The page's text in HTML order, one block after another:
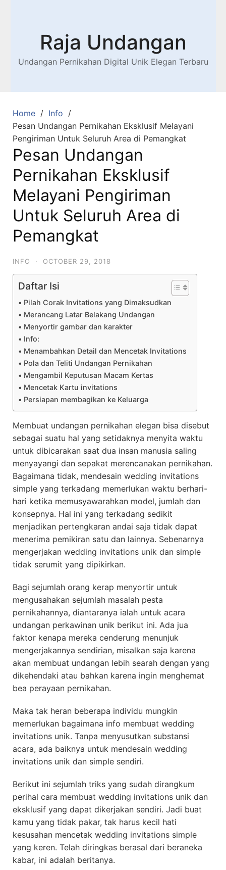
Raja Undangan
Undangan Pernikahan Digital Unik Elegan Terbaru
Home
Info
Pesan Undangan Pernikahan Eksklusif Melayani
Pengiriman Untuk Seluruh Area di Pemangkat
Pesan Undangan
Pernikahan Eksklusif
Melayani Pengiriman
Untuk Seluruh Area di
Pemangkat
INFO · OCTOBER 29, 2018
Daftar Isi
Pilah Corak Invitations yang Dimaksudkan
Merancang Latar Belakang Undangan
Menyortir gambar dan karakter
Info:
Menambahkan Detail dan Mencetak Invitations
Pola dan Teliti Undangan Pernikahan
Mengambil Keputusan Macam Kertas
Mencetak Kartu invitations
Persiapan membagikan ke Keluarga
Membuat undangan pernikahan elegan bisa disebut
sebagai suatu hal yang setidaknya menyita waktu
untuk dibicarakan saat dua insan manusia saling
menyayangi dan sepakat merencanakan pernikahan.
Bagaimana tidak, mendesain wedding invitations
simple yang terkadang memerlukan waktu berhari-
hari ketika memusyawarahkan model, jumlah dan
konsepnya. Hal ini yang terkadang sedikit
menjadikan pertengkaran andai saja tidak dapat
menerima pemikiran satu dan lainnya. Sebenarnya
mengerjakan wedding invitations unik dan simple
tidak serumit yang dipikirkan.
Bagi sejumlah orang kerap menyortir untuk
mengusahakan sejumlah masalah pesta
pernikahannya, diantaranya ialah untuk acara
undangan perkawinan unik berikut ini. Ada jua
faktor kenapa mereka cenderung menunjuk
mengerjakannya sendirian, misalkan saja karena
akan membuat undangan lebih searah dengan yang
dikehendaki atau bahkan karena ingin menghemat
bea perayaan pernikahan.
Maka tak heran beberapa individu mungkin
memerlukan bagaimana info membuat wedding
invitations unik. Tanpa menyusutkan substansi
acara, ada baiknya untuk mendesain wedding
invitations unik dan simple sendiri.
Berikut ini sejumlah triks yang sudah dirangkum
perihal cara membuat wedding invitations unik dan
eksklusif yang dapat dikerjakan sendiri. Jadi buat
kamu yang tidak pakar, tak harus kecil hati
kesusahan mencetak wedding invitations simple
yang keren. Telah diringkas berasal dari beraneka
kabar, ini adalah beritanya.